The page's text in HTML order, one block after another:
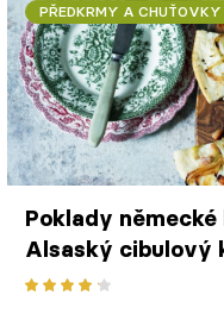
PŘEDKRMY A CHUŤOVKY
Poklady německé
Alsaský cibulový
Flammkuchen